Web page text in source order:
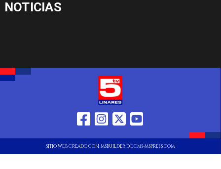
NOTICIAS
SITIO WEB CREADO CON MSBUILDER DE CMS-MSPRESS.COM